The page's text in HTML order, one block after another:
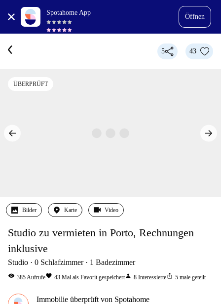
Spotahome App
Öffnen
5 43
ÜBERPRÜFT
Bilder Karte Video
Studio zu vermieten in Porto, Rechnungen
inklusive
Studio 0 Schlafzimmer 1 Badezimmer
visibility 385Aufrufefavorite 43 Mal als Favorit gespeichertperson 8 Interessierteios_share 5 male geteilt
Immobilie überprüft von Spotahome